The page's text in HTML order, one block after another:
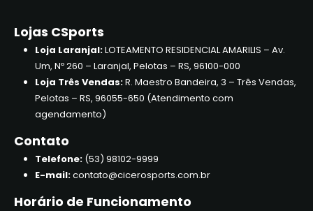
Lojas CSports
Loja Laranjal:LOTEAMENTO RESIDENCIAL AMARILIS – Av.
Um, Nº 260 – Laranjal, Pelotas – RS, 96100-000
Loja Três Vendas:R. Maestro Bandeira, 3 – Três Vendas,
Pelotas – RS, 96055-650 (Atendimento com
agendamento)
Contato
Telefone:(53) 98102-9999
E-mail:contato@cicerosports.com.br
Horário de Funcionamento